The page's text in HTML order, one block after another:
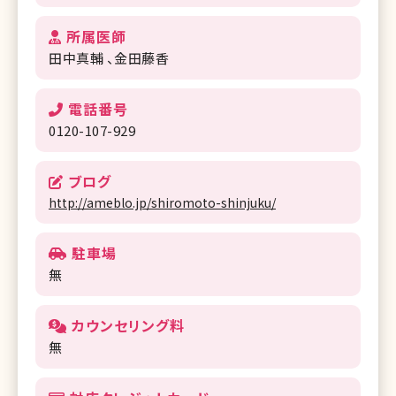
所属医師
田中真輔 金田藤香
電話番号
0120-107-929
ブログ
http://ameblo.jp/shiromoto-shinjuku/
駐車場
無
カウンセリング料
無